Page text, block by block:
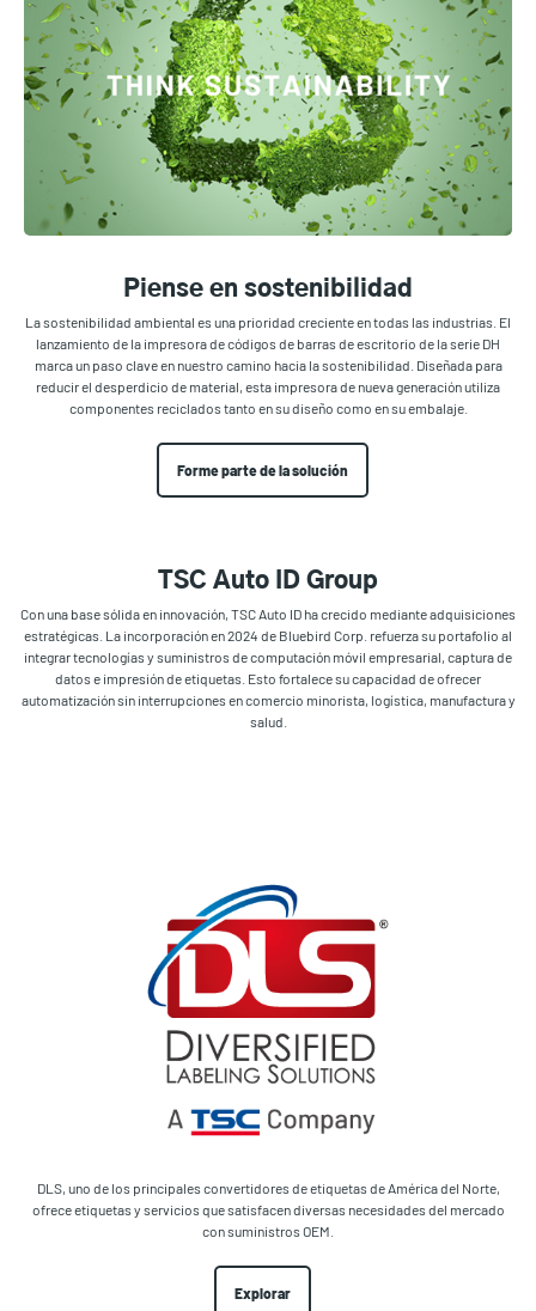
Piense en sostenibilidad
La sostenibilidad ambiental es una prioridad creciente en todas las industrias. El
lanzamiento de la impresora de códigos de barras de escritorio de la serie DH
marca un paso clave en nuestro camino hacia la sostenibilidad. Diseñada para
reducir el desperdicio de material, esta impresora de nueva generación utiliza
componentes reciclados tanto en su diseño como en su embalaje.
Forme parte de la solución
TSC Auto ID Group
Con una base sólida en innovación, TSC Auto ID ha crecido mediante adquisiciones
estratégicas. La incorporación en 2024 de Bluebird Corp. refuerza su portafolio al
integrar tecnologías y suministros de computación móvil empresarial, captura de
datos e impresión de etiquetas. Esto fortalece su capacidad de ofrecer
automatización sin interrupciones en comercio minorista, logística, manufactura y
salud.
DLS, uno de los principales convertidores de etiquetas de América del Norte,
ofrece etiquetas y servicios que satisfacen diversas necesidades del mercado
con suministros OEM.
Explorar